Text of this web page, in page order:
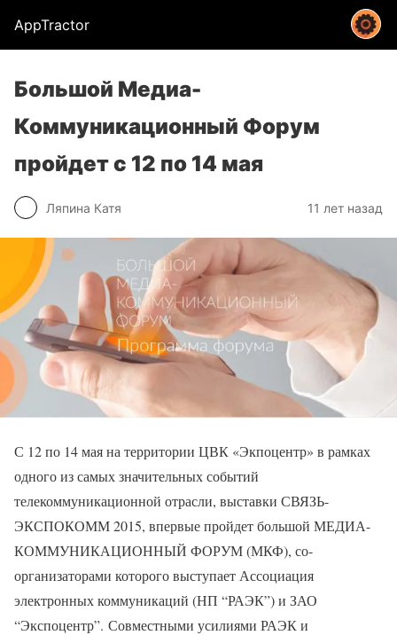
AppTractor
Большой Медиа-
Коммуникационный Форум
пройдет с 12 по 14 мая
Ляпина Катя 11 лет назад
С 12 по 14 мая на территории ЦВК «Экпоцентр» в рамках
одного из самых значительных событий
телекоммуникационной отрасли, выставки СВЯЗЬ-
ЭКСПОКОММ 2015, впервые пройдет большой МЕДИА-
КОММУНИКАЦИОННЫЙ ФОРУМ (МКФ), со-
организаторами которого выступает Ассоциация
электронных коммуникаций (НП “РАЭК”) и ЗАО
“Экспоцентр”. Совместными усилиями РАЭК и